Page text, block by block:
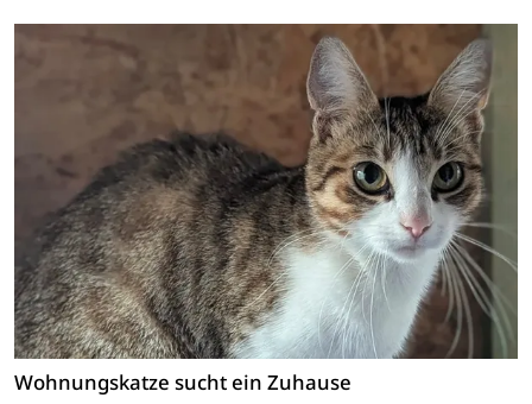
Wohnungskatze sucht ein Zuhause